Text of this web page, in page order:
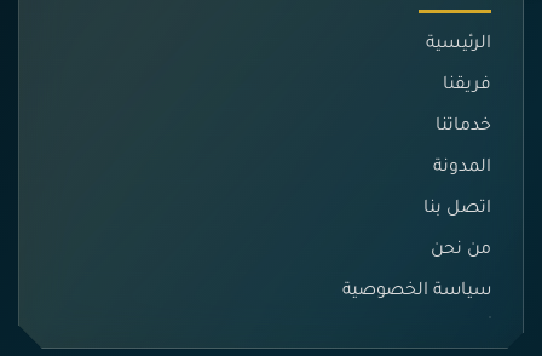
الرئيسية
فريقنا
خدماتنا
المدونة
اتصل بنا
من نحن
سياسة الخصوصية